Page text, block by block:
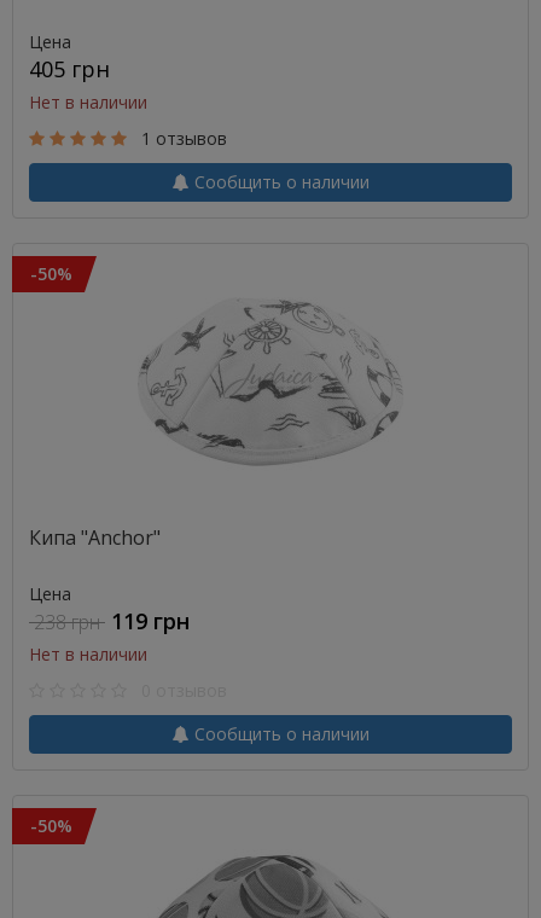
Цена
405 грн
Нет в наличии
1 отзывов
Сообщить о наличии
-50%
Кипа "Anchor"
Цена
238 грн 119 грн
Нет в наличии
Сообщить о наличии
-50%